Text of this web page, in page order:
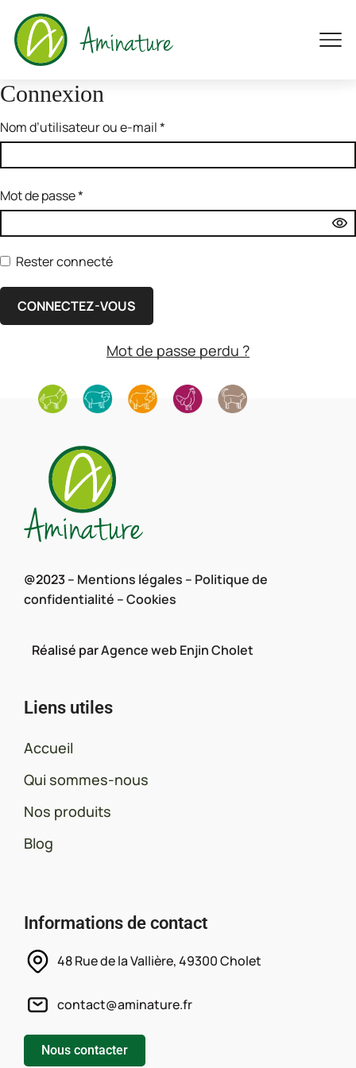
Connexion
Nom d’utilisateur ou e-mail*
Mot de passe*
Rester connecté
CONNECTEZ-VOUS
Mot de passe perdu ?
@2023 – Mentions légales – Politique de
confidentialité –Cookies
Réalisé parAgence web Enjin Cholet
Liens utiles
Accueil
Qui sommes-nous
Nos produits
Blog
Informations de contact
48 Rue de la Vallière, 49300 Cholet
contact@aminature.fr
Nous contacter